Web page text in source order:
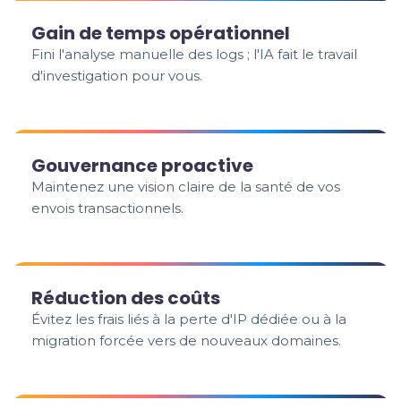
Gain de temps opérationnel
Fini l'analyse manuelle des logs ; l'IA fait le travail
d'investigation pour vous.
Gouvernance proactive
Maintenez une vision claire de la santé de vos
envois transactionnels.
Réduction des coûts
Évitez les frais liés à la perte d'IP dédiée ou à la
migration forcée vers de nouveaux domaines.